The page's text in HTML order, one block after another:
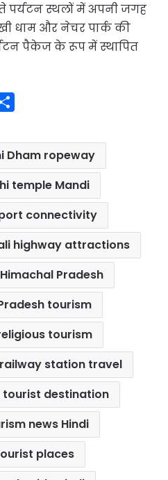
पर्यटन स्थलों में अपनी जगह
धाम और नेचर पार्क की
पैकेज के रूप में स्थापित
a
r
e
Dham ropeway
temple Mandi
connectivity
highway attractions
Pradesh
tourism
tourism
station travel
tourist destination
news Hindi
places